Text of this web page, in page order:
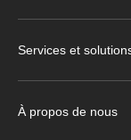
Services et
À propos de nous